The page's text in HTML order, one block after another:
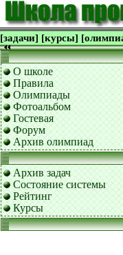
[задачи] [курсы]
О школе
Правила
Олимпиады
Фотоальбом
Гостевая
Форум
Архив олимпиад
Архив задач
Состояние системы
Рейтинг
Курсы